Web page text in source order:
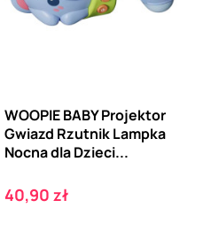
WOOPIE BABY Projektor
Gwiazd Rzutnik Lampka
Nocna dla Dzieci...
Cena
40,90 zł